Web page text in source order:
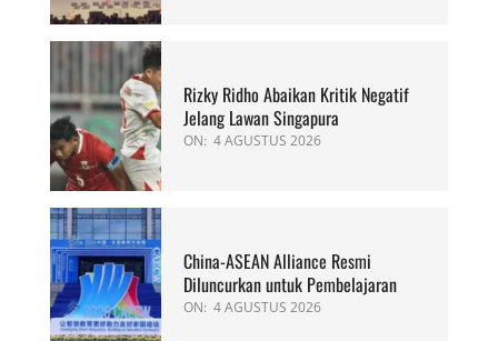
Rizky Ridho Abaikan Kritik Negatif
Jelang Lawan Singapura
ON: 4 AGUSTUS 2026
China-ASEAN Alliance Resmi
Diluncurkan untuk Pembelajaran
ON: 4 AGUSTUS 2026